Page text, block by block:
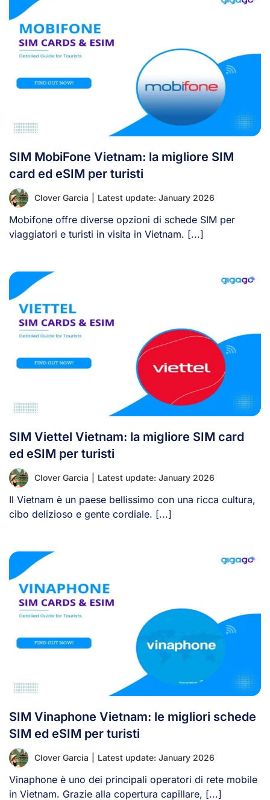
SIM MobiFone Vietnam: la migliore SIM
card ed eSIM per turisti
Clover Garcia Latest update: January 2026
Mobifone offre diverse opzioni di schede SIM per
viaggiatori e turisti in visita in Vietnam. [...]
SIM Viettel Vietnam: la migliore SIM card
ed eSIM per turisti
Clover Garcia Latest update: January 2026
Il Vietnam è un paese bellissimo con una ricca cultura,
cibo delizioso e gente cordiale. [...]
SIM Vinaphone Vietnam: le migliori schede
SIM ed eSIM per turisti
Clover Garcia Latest update: January 2026
Vinaphone è uno dei principali operatori di rete mobile
in Vietnam. Grazie alla copertura capillare, [...]